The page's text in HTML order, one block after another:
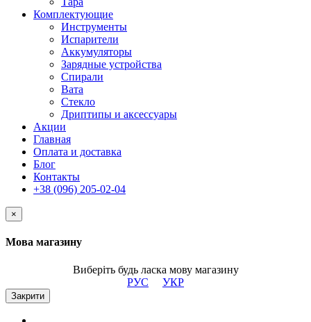
Комплектующие
Инструменты
Испарители
Аккумуляторы
Зарядные устройства
Спирали
Вата
Стекло
Дриптипы и аксессуары
Акции
Главная
Оплата и доставка
Блог
Контакты
+38 (096) 205-02-04
×
Мова магазину
Виберіть будь ласка мову магазину
РУС
УКР
Закрити